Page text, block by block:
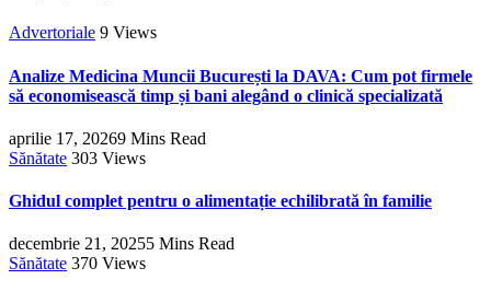
Advertoriale 9 Views
Analize Medicina Muncii București la DAVA: Cum pot firmele
să economisească timp și bani alegând o clinică specializată
aprilie 17, 20269 Mins Read
Sănătate 303 Views
Ghidul complet pentru o alimentație echilibrată în familie
decembrie 21, 20255 Mins Read
Sănătate 370 Views